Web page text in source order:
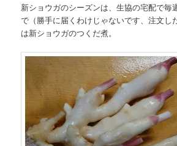
新ショウガのシーズンは、生協の宅配で毎
で（勝手に届くわけじゃないです、注文し
は新ショウガのつくだ煮。